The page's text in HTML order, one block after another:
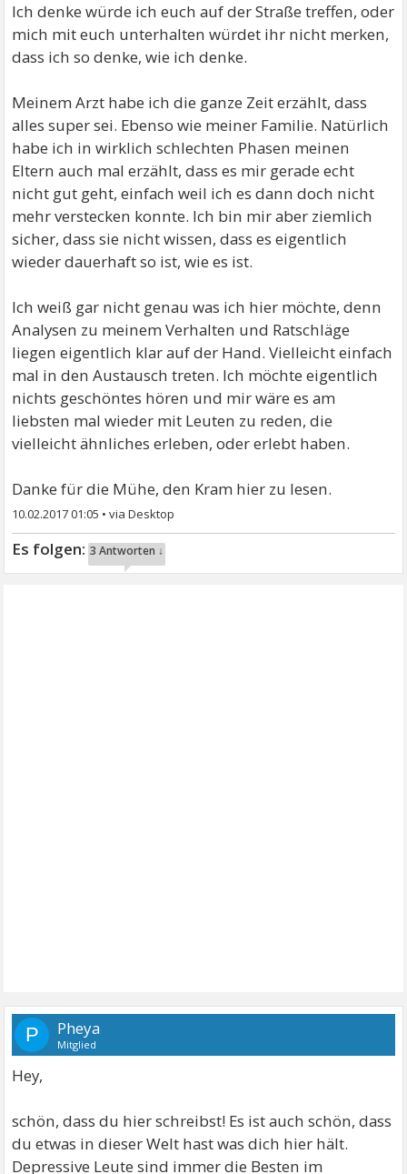
Ich denke würde ich euch auf der Straße treffen, oder
mich mit euch unterhalten würdet ihr nicht merken,
dass ich so denke, wie ich denke.
Meinem Arzt habe ich die ganze Zeit erzählt, dass
alles super sei. Ebenso wie meiner Familie. Natürlich
habe ich in wirklich schlechten Phasen meinen
Eltern auch mal erzählt, dass es mir gerade echt
nicht gut geht, einfach weil ich es dann doch nicht
mehr verstecken konnte. Ich bin mir aber ziemlich
sicher, dass sie nicht wissen, dass es eigentlich
wieder dauerhaft so ist, wie es ist.
Ich weiß gar nicht genau was ich hier möchte, denn
Analysen zu meinem Verhalten und Ratschläge
liegen eigentlich klar auf der Hand. Vielleicht einfach
mal in den Austausch treten. Ich möchte eigentlich
nichts geschöntes hören und mir wäre es am
liebsten mal wieder mit Leuten zu reden, die
vielleicht ähnliches erleben, oder erlebt haben.
Danke für die Mühe, den Kram hier zu lesen.
10.02.2017 01:05 •
3 Antworten ↓
P Pheya
Mitglied
Hey,
schön, dass du hier schreibst! Es ist auch schön, dass
du etwas in dieser Welt hast was dich hier hält.
Depressive Leute sind immer die Besten im